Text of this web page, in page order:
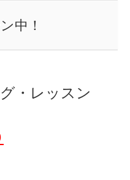
中！
・レッスン